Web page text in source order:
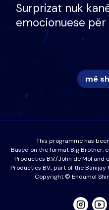
Surprizat nuk
emocionuese
nëna dhe fëmijët
nuk i mban dot
më
This programme has
Based on the format Big Brother,
Producties B.V./John de Mol and
Producties BV., part of the
Copyright © Endamol